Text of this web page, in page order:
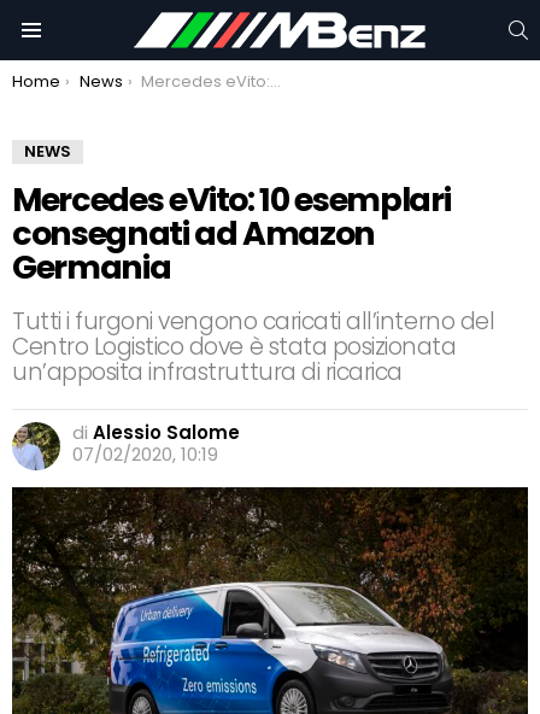
You are here:
Home News Mercedes eVito: 10 esemplari consegnati ad Amazon Germania
NEWS
Mercedes eVito: 10 esemplari
consegnati ad Amazon
Germania
Tutti i furgoni vengono caricati all’interno del
Centro Logistico dove è stata posizionata
un’apposita infrastruttura di ricarica
di Alessio Salome
07/02/2020, 10:19